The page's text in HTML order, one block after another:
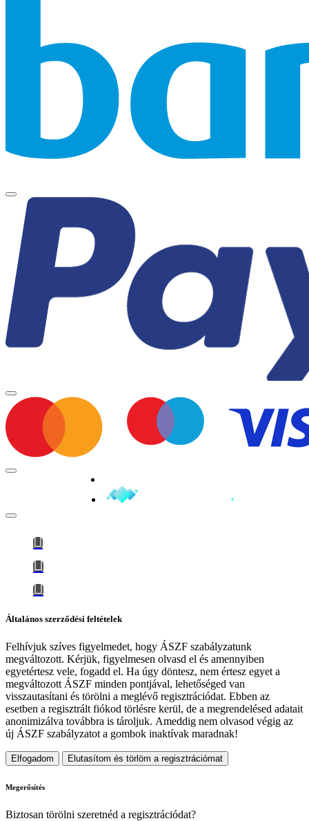
Általános szerződési feltételek
Felhívjuk szíves figyelmedet, hogy ÁSZF szabályzatunk
megváltozott. Kérjük, figyelmesen olvasd el és amennyiben
egyetértesz vele, fogadd el. Ha úgy döntesz, nem értesz egyet a
megváltozott ÁSZF minden pontjával, lehetőséged van
visszautasítani és törölni a meglévő regisztrációdat. Ebben az
esetben a regisztrált fiókod törlésre kerül, de a megrendelésed adatait
anonimizálva továbbra is tároljuk. Ameddig nem olvasod végig az
új ÁSZF szabályzatot a gombok inaktívak maradnak!
Elfogadom Elutasítom és törlöm a regisztrációmat
Megerősítés
Biztosan törölni szeretnéd a regisztrációdat?